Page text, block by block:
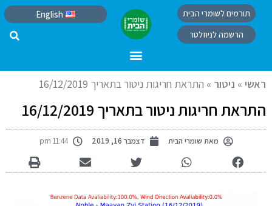
תורמים לשומרי הבית
הרשמה לניוזלטר
English
ראשי » ניטור » התראת חריגות ניטור בתאריך 16/12/2019
התראת חריגות ניטור בתאריך 16/12/2019
מאת שומרי הבית דצמבר 16, 2019 11:44 pm